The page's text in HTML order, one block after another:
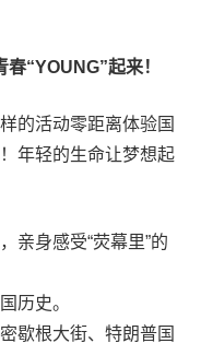
“YOUNG”起来！
的活动零距离体验国
年轻的生命让梦想起
亲身感受“荧幕里”的
历史。
歇根大街、特朗普国